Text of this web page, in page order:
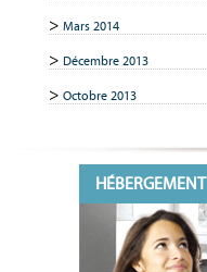
Mars 2014
Décembre 2013
Octobre 2013
HÉBERGEMENT